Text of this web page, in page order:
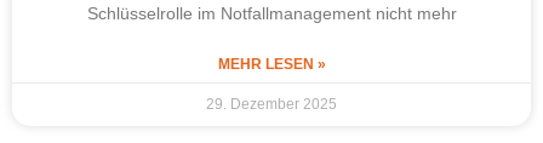
Schlüsselrolle im Notfallmanagement nicht mehr
MEHR LESEN »
29. Dezember 2025